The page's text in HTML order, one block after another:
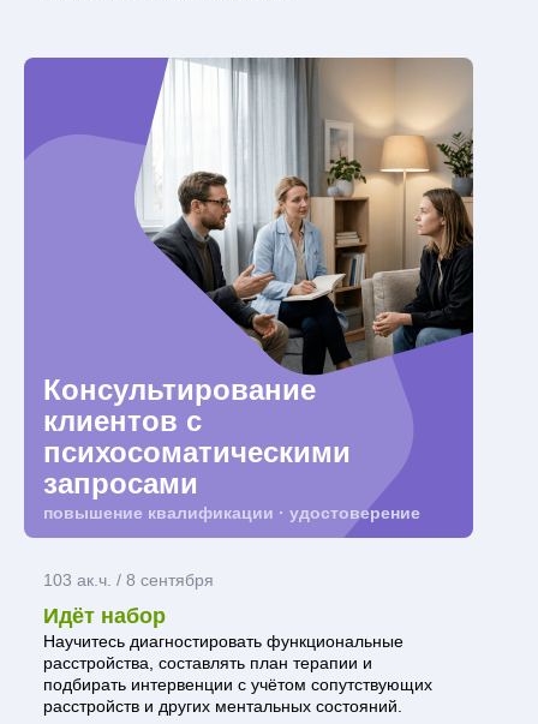
Консультирование
клиентов с
психосоматическими
запросами
повышение квалификации · удостоверение
103 ак.ч. / 8 сентября
Идёт набор
Научитесь диагностировать функциональные
расстройства, составлять план терапии и
подбирать интервенции с учётом сопутствующих
расстройств и других ментальных состояний.